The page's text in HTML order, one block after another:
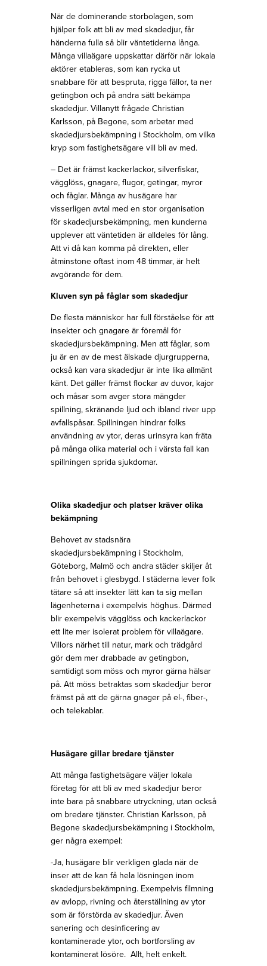
När de dominerande storbolagen, som
hjälper folk att bli av med skadedjur, får
händerna fulla så blir väntetiderna långa.
Många villaägare uppskattar därför när lokala
aktörer etableras, som kan rycka ut
snabbare för att bespruta, rigga fällor, ta ner
getingbon och på andra sätt bekämpa
skadedjur. Villanytt frågade Christian
Karlsson, på Begone, som arbetar med
skadedjursbekämpning i Stockholm, om vilka
kryp som fastighetsägare vill bli av med.
– Det är främst kackerlackor, silverfiskar,
vägglöss, gnagare, flugor, getingar, myror
och fåglar. Många av husägare har
visserligen avtal med en stor organisation
för skadedjursbekämpning, men kunderna
upplever att väntetiden är alldeles för lång.
Att vi då kan komma på direkten, eller
åtminstone oftast inom 48 timmar, är helt
avgörande för dem.
Kluven syn på fåglar som skadedjur
De flesta människor har full förståelse för att
insekter och gnagare är föremål för
skadedjursbekämpning. Men att fåglar, som
ju är en av de mest älskade djurgrupperna,
också kan vara skadedjur är inte lika allmänt
känt. Det gäller främst flockar av duvor, kajor
och måsar som avger stora mängder
spillning, skränande ljud och ibland river upp
avfallspåsar. Spillningen hindrar folks
användning av ytor, deras urinsyra kan fräta
på många olika material och i värsta fall kan
spillningen sprida sjukdomar.
Olika skadedjur och platser kräver olika
bekämpning
Behovet av stadsnära
skadedjursbekämpning i Stockholm,
Göteborg, Malmö och andra städer skiljer åt
från behovet i glesbygd. I städerna lever folk
tätare så att insekter lätt kan ta sig mellan
lägenheterna i exempelvis höghus. Därmed
blir exempelvis vägglöss och kackerlackor
ett lite mer isolerat problem för villaägare.
Villors närhet till natur, mark och trädgård
gör dem mer drabbade av getingbon,
samtidigt som möss och myror gärna hälsar
på. Att möss betraktas som skadedjur beror
främst på att de gärna gnager på el-, fiber-,
och telekablar.
Husägare gillar bredare tjänster
Att många fastighetsägare väljer lokala
företag för att bli av med skadedjur beror
inte bara på snabbare utryckning, utan också
om bredare tjänster. Christian Karlsson, på
Begone skadedjursbekämpning i Stockholm,
ger några exempel:
-Ja, husägare blir verkligen glada när de
inser att de kan få hela lösningen inom
skadedjursbekämpning. Exempelvis filmning
av avlopp, rivning och återställning av ytor
som är förstörda av skadedjur. Även
sanering och desinficering av
kontaminerade ytor, och bortforsling av
kontaminerat lösöre. Allt, helt enkelt.